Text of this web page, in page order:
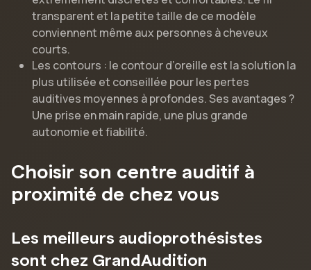
transparent et la petite taille de ce modèle
conviennent même aux personnes à cheveux
courts.
Les contours : le contour d’oreille est la solution la
plus utilisée et conseillée pour les pertes
auditives moyennes à profondes. Ses avantages ?
Une prise en main rapide, une plus grande
autonomie et fiabilité.
Choisir son centre auditif à
proximité de chez vous
Les meilleurs audioprothésistes
sont chez GrandAudition